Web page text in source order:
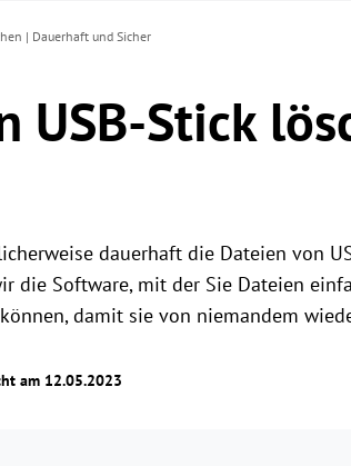
| Dauerhaft und Sicher
USB-Stick
dauerhaft die Dateien von
die Software, mit der Sie Dateien
damit sie von niemandem
am 12.05.2023